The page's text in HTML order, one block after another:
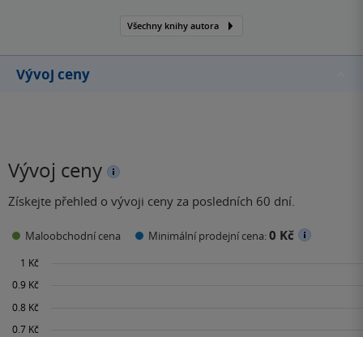
Všechny knihy autora
Vývoj ceny
Vývoj ceny
Získejte přehled o vývoji ceny za posledních 60 dní.
Maloobchodní cena Minimální prodejní cena:0 Kč